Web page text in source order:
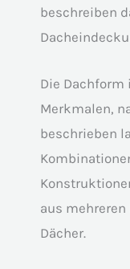
beschreiben
Die
Merkmalen,
beschrieben
aus
Dächer.